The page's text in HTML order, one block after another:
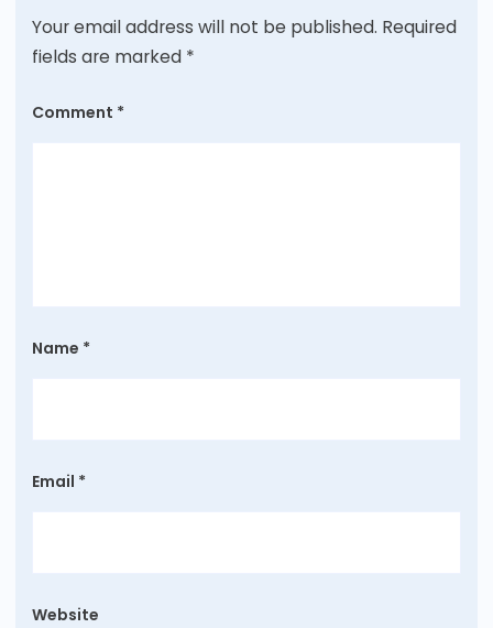
Your email address will not be published. Required
fields are marked *
Comment *
Name *
Email *
Website